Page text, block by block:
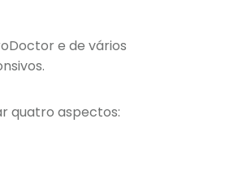
e de vários
quatro aspectos: